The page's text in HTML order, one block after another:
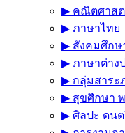
▶︎ คณิตศาส
▶︎ ภาษาไทย
▶︎ สังคมศึกษ
▶︎ ภาษาต่าง
▶︎ กลุ่มสาระ
▶︎ สุขศึกษา
▶︎ ศิลปะ ดน